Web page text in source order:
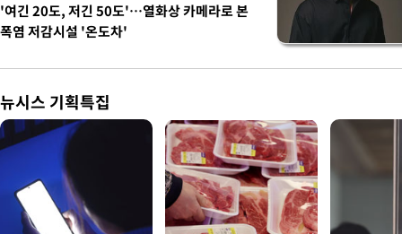
'여긴 20도, 저긴 50도'…열화상 카메라로 본
폭염 저감시설 '온도차'
뉴시스 기획특집